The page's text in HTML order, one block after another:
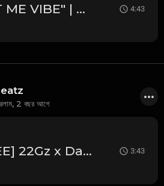
"LET ME VIBE" | Trap Type Beat | Freestyle Beat | Type Beat | Hard Type Beat | Rap Type Beat 2025 4:43
2 বছর আগে
[FREE] 22Gz x Dark NY Piano Drill Type Beat - "Tussle" 3:43